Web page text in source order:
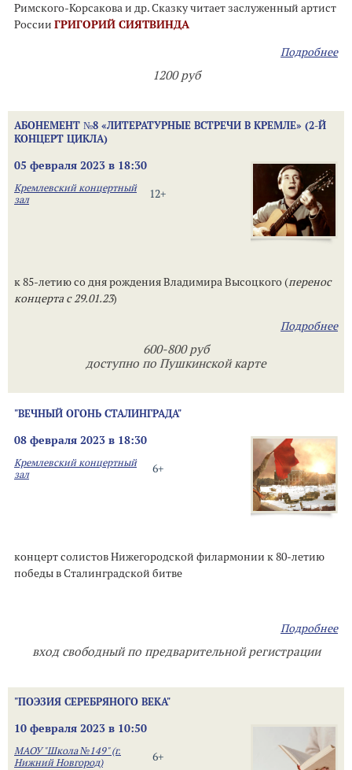
Римского-Корсакова и др. Сказку читает заслуженный артист
России ГРИГОРИЙ СИЯТВИНДА
Подробнее
1200 руб
АБОНЕМЕНТ №8 «ЛИТЕРАТУРНЫЕ ВСТРЕЧИ В КРЕМЛЕ» (2-Й
КОНЦЕРТ ЦИКЛА)
05 февраля 2023 в 18:30
12+
Кремлевский концертный
зал
к 85-летию со дня рождения Владимира Высоцкого (перенос
концерта с 29.01.23)
Подробнее
600-800 руб
доступно по Пушкинской карте
"ВЕЧНЫЙ ОГОНЬ СТАЛИНГРАДА"
08 февраля 2023 в 18:30
6+
Кремлевский концертный
зал
концерт солистов Нижегородской филармонии к 80-летию
победы в Сталинградской битве
Подробнее
вход свободный по предварительной регистрации
"ПОЭЗИЯ СЕРЕБРЯНОГО ВЕКА"
10 февраля 2023 в 10:50
6+
МАОУ "Школа №149" (г.
Нижний Новгород)